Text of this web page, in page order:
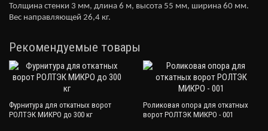
Толщина стенки 3 мм, длина 6 м, высота 55 мм, ширина 60 мм.
Вес направляющей 26,4 кг.
Рекомендуемые товары
Фурнитура для откатных ворот
РОЛТЭК МИКРО до 300 кг
Роликовая опора для откатных
ворот РОЛТЭК МИКРО - 001